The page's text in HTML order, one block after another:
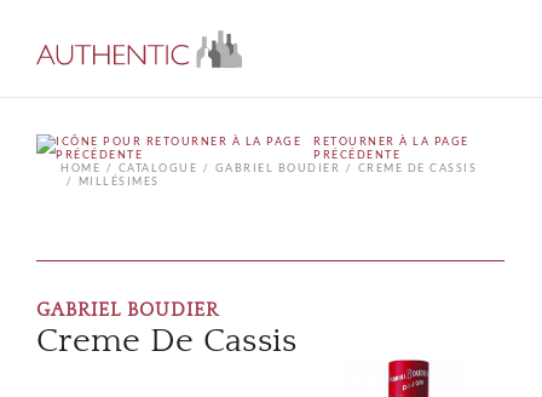
RETOURNER À LA PAGE
PRÉCÉDENTE
HOME
CATALOGUE GABRIEL BOUDIER
CREME DE CASSIS
MILLÉSIMES
GABRIEL BOUDIER
Creme De Cassis